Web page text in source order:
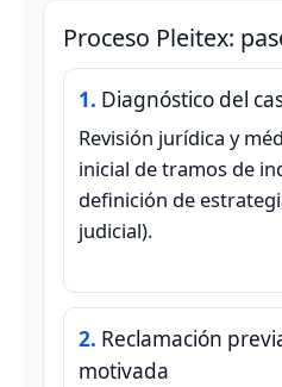
Proceso Pleitex:
Diagnóstico del
Revisión jurídica y
inicial de tramos de
definición de
judicial).
Reclamación
motivada